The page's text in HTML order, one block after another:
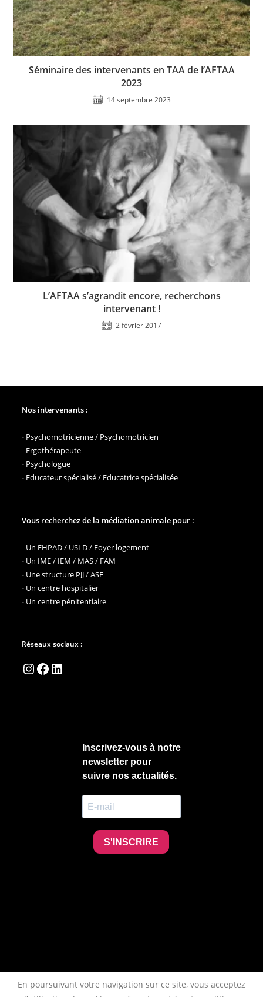
Séminaire des intervenants en TAA de l’AFTAA
2023
14 septembre 2023
L’AFTAA s’agrandit encore, recherchons
intervenant !
2 février 2017
Nos intervenants :
- Psychomotricienne / Psychomotricien
- Ergothérapeute
- Psychologue
- Educateur spécialisé / Educatrice spécialisée
Vous recherchez de la médiation animale pour :
- Un EHPAD / USLD / Foyer logement
- Un IME / IEM / MAS / FAM
- Une structure PJJ / ASE
- Un centre hospitalier
- Un centre pénitentiaire
Réseaux sociaux :
Instagram
Facebook
LinkedIn
En poursuivant votre navigation sur ce site, vous acceptez